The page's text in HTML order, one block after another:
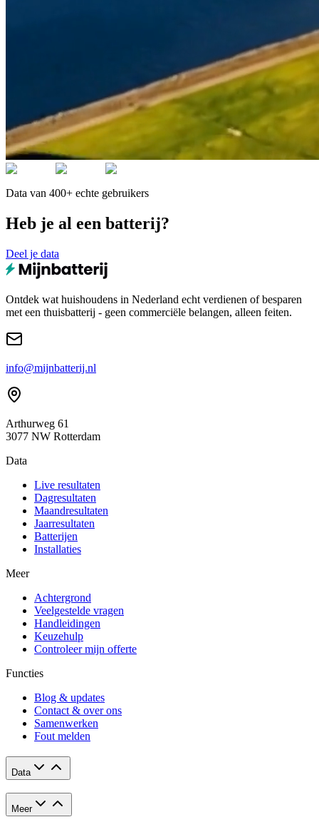
Data van 400+ echte gebruikers
Heb je al een batterij?
Deel je data
Ontdek wat huishoudens in Nederland echt verdienen of besparen
met een thuisbatterij - geen commerciële belangen, alleen feiten.
info@mijnbatterij.nl
Arthurweg 61
3077 NW Rotterdam
Data
Live resultaten
Dagresultaten
Maandresultaten
Jaarresultaten
Batterijen
Installaties
Meer
Achtergrond
Veelgestelde vragen
Handleidingen
Keuzehulp
Controleer mijn offerte
Functies
Blog & updates
Contact & over ons
Samenwerken
Fout melden
Data
Meer